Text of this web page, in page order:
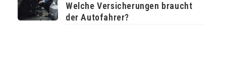
Welche Versicherungen braucht
der Autofahrer?